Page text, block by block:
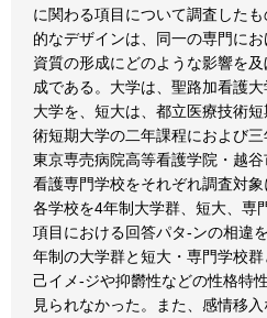
に関わる項目について調査した
的なデザインは、同一の専門に
資質の形成にどのような影響を
成である。大学は、聖路加看護
大学を、短大は、都立医療技術
術短期大学の二年課程におよび三
東京専売病院高等看護学院・越
看護専門学校をそれぞれ調査対象
各学校を4年制大学群、短大、専
項目における回答パタ-ンの相違
年制の大学群と短大・専門学校
己イメ-ジや抑欝性などの性格特
見られなかった。また、感情移